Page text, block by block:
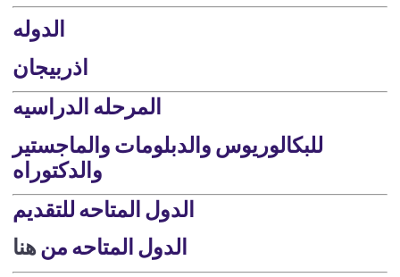
الدوله
اذربيجان
المرحله الدراسيه
للبكالوريوس والدبلومات والماجستير
والدكتوراه
الدول المتاحه للتقديم
الدول المتاحه منهنا